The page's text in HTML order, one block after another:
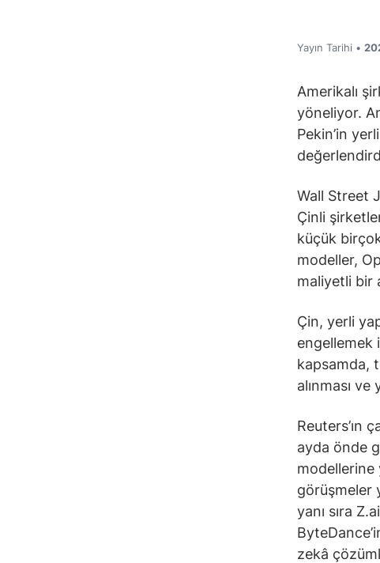
Yayın Tarihi •
Amerikalı
yöneliyor.
Pekin’in
Wall Street
Çinli
küçük
modeller,
maliyetli bir
Çin, yerli
engellemek
kapsamda,
alınması ve
Reuters’ın
ayda önde
modellerine
görüşmeler
yanı sıra
zekâ